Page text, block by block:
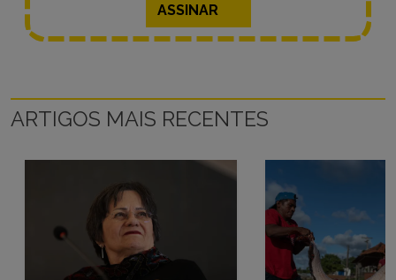
ASSINAR
ARTIGOS MAIS RECENTES